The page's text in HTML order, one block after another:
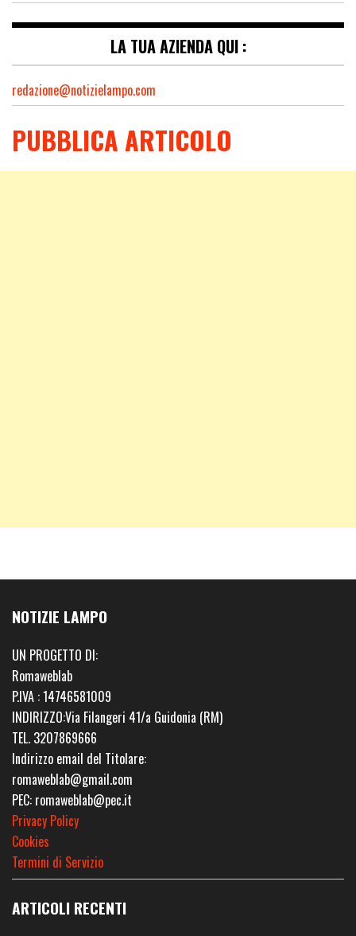
LA TUA AZIENDA QUI :
redazione@notizielampo.com
PUBBLICA ARTICOLO
NOTIZIE LAMPO
UN PROGETTO DI:
Romaweblab
P.IVA : 14746581009
INDIRIZZO:Via Filangeri 41/a Guidonia (RM)
TEL. 3207869666
Indirizzo email del Titolare:
romaweblab@gmail.com
PEC: romaweblab@pec.it
Privacy Policy
Cookies
Termini di Servizio
ARTICOLI RECENTI